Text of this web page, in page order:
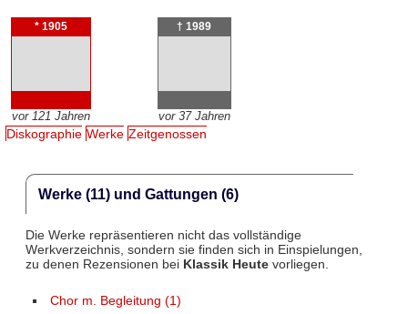
* 1905
vor 121 Jahren
† 1989
vor 37 Jahren
Diskographie Werke Zeitgenossen
Werke (11) und Gattungen (6)
Die Werke repräsentieren nicht das vollständige
Werkverzeichnis, sondern sie finden sich in Einspielungen,
zu denen Rezensionen bei Klassik Heutevorliegen.
Chor m. Begleitung (1)